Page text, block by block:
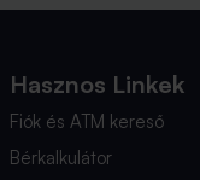
Hasznos Linkek
Fiók és ATM kereső
Bérkalkulátor